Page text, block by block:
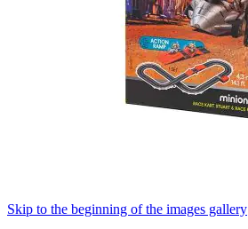
Skip to the beginning of the images gallery